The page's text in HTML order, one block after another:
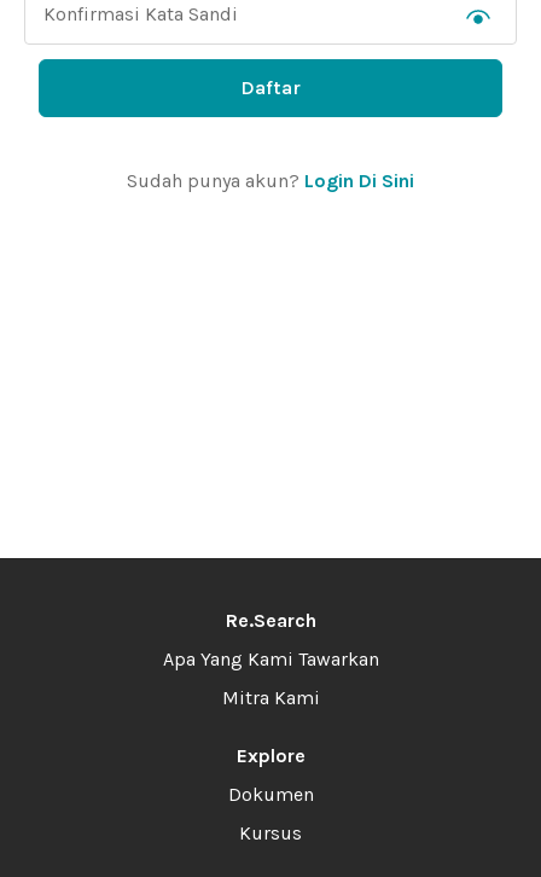
Daftar
Sudah punya akun? Login Di Sini
Re.Search
Apa Yang Kami Tawarkan
Mitra Kami
Explore
Dokumen
Kursus